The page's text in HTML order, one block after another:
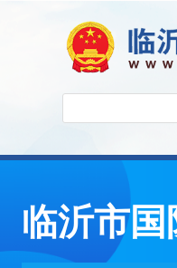
临沂市